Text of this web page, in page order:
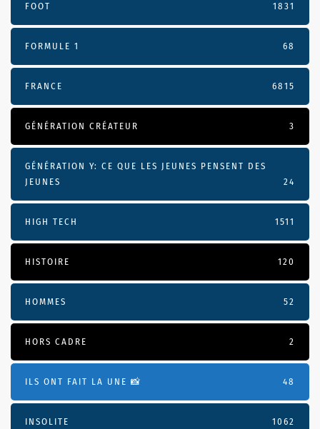
FOOT 1831
FORMULE 1 68
FRANCE 6815
GÉNÉRATION CRÉATEUR 3
GÉNÉRATION Y: CE QUE LES JEUNES PENSENT DES
JEUNES
24
HIGH TECH 1511
HISTOIRE 120
HOMMES 52
HORS CADRE 2
ILS ONT FAIT LA UNE 📸 48
INSOLITE 1062